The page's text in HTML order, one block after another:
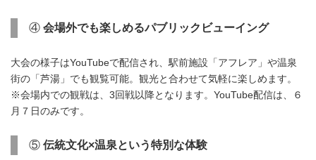
④ 会場外でも楽しめるパブリックビューイング
大会の様子はYouTubeで配信され、駅前施設「アフレア」や温泉
街の「芦湯」でも観覧可能。観光と合わせて気軽に楽しめます。
※会場内での観戦は、3回戦以降となります。YouTube配信は、６
月７日のみです。
⑤ 伝統文化×温泉という特別な体験